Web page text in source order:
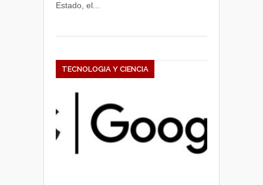
Estado, el...
TECNOLOGIA Y CIENCIA